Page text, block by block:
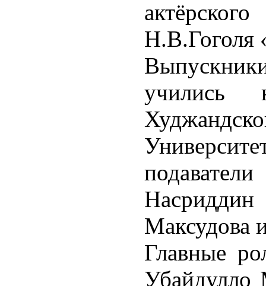
Н.В.Гоголя
учились
Максудова
Главные
Убайдулло